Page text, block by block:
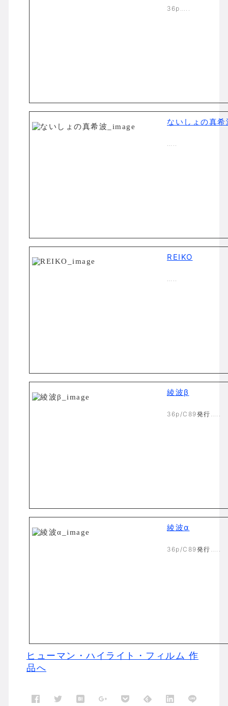
36p…..
ないしょの真希
…..
REIKO
…..
綾波β
36p/C89発行…..
綾波α
36p/C89発行…..
ヒューマン・ハイライト・フィルム 作
品へ